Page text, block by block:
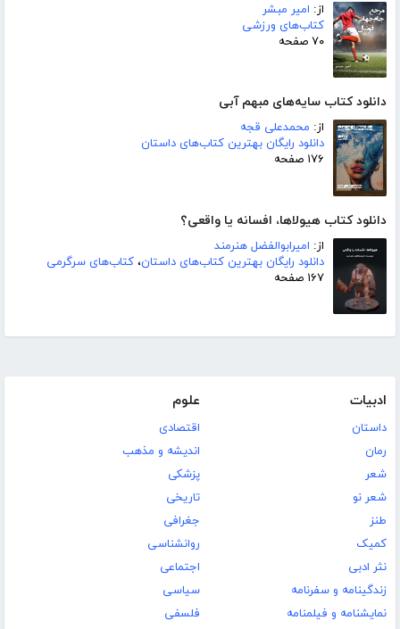
از: امیر مبشر
کتاب‌های ورزشی
۷۰ صفحه
دانلود کتاب سایه‌های مبهم آبی
از: محمدعلی قجه
دانلود رایگان بهترین کتاب‌های داستان
۱۷۶ صفحه
دانلود کتاب هیولاها، افسانه یا واقعی؟
از: امیرابوالفضل هنرمند
دانلود رایگان بهترین کتاب‌های داستان، کتاب‌های سرگرمی
۱۶۷ صفحه
ادبیات
داستان
رمان
شعر
شعر نو
طنز
کمیک
نثر ادبی
زندگینامه و سفرنامه
نمایشنامه و فیلمنامه
علوم
اقتصادی
اندیشه و مذهب
پزشکی
تاریخی
جغرافی
روانشناسی
اجتماعی
سیاسی
فلسفی